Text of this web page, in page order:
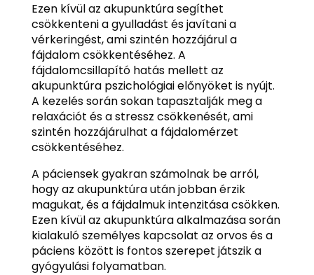
Ezen kívül az akupunktúra segíthet
csökkenteni a gyulladást és javítani a
vérkeringést, ami szintén hozzájárul a
fájdalom csökkentéséhez. A
fájdalomcsillapító hatás mellett az
akupunktúra pszichológiai előnyöket is nyújt.
A kezelés során sokan tapasztalják meg a
relaxációt és a stressz csökkenését, ami
szintén hozzájárulhat a fájdalomérzet
csökkentéséhez.
A páciensek gyakran számolnak be arról,
hogy az akupunktúra után jobban érzik
magukat, és a fájdalmuk intenzitása csökken.
Ezen kívül az akupunktúra alkalmazása során
kialakuló személyes kapcsolat az orvos és a
páciens között is fontos szerepet játszik a
gyógyulási folyamatban.